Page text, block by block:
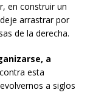
en construir un
arrastrar por
de la derecha.
a
esta
a siglos